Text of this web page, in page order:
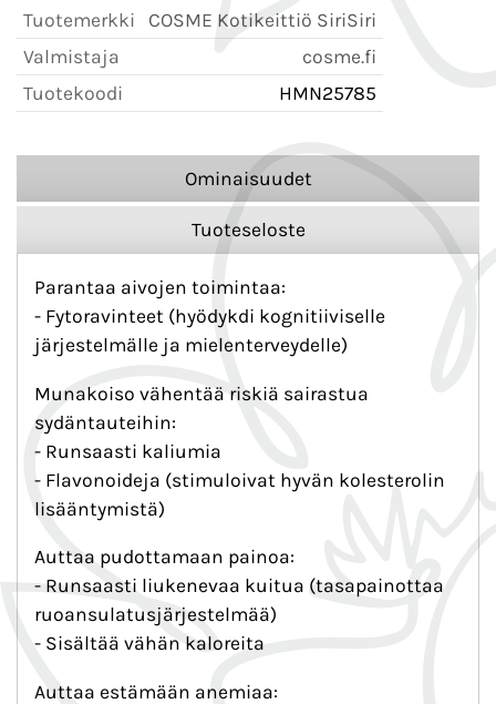
Tuotemerkki
COSME Kotikeittiö SiriSiri
Valmistaja
cosme.fi
Tuotekoodi
HMN25785
Ominaisuudet
Tuoteseloste
Parantaa aivojen toimintaa:
- Fytoravinteet (hyödykdi kognitiiviselle
järjestelmälle ja mielenterveydelle)
Munakoiso vähentää riskiä sairastua
sydäntauteihin:
- Runsaasti kaliumia
- Flavonoideja (stimuloivat hyvän kolesterolin
lisääntymistä)
Auttaa pudottamaan painoa:
- Runsaasti liukenevaa kuitua (tasapainottaa
ruoansulatusjärjestelmää)
- Sisältää vähän kaloreita
Auttaa estämään anemiaa: